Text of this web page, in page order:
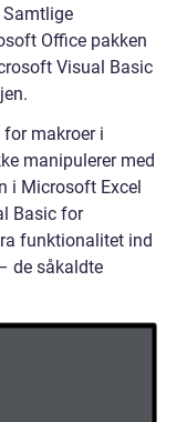
Office pakken
Visual Basic
for makroer i
manipulerer med
i Microsoft Excel
Basic for
funktionalitet ind
de såkaldte